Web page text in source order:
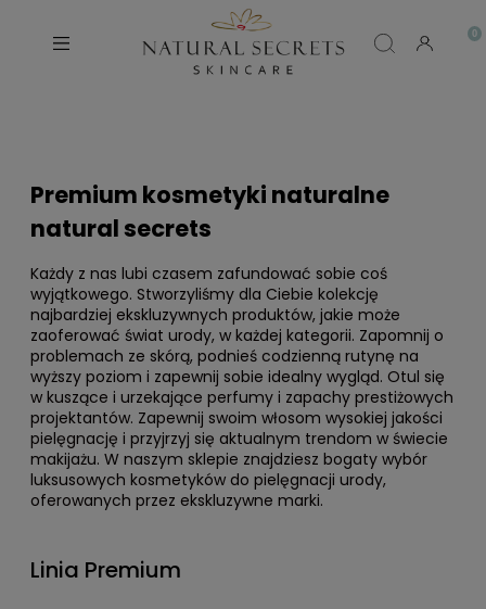
Premium kosmetyki naturalne
natural secrets
Każdy z nas lubi czasem zafundować sobie coś
wyjątkowego. Stworzyliśmy dla Ciebie kolekcję
najbardziej ekskluzywnych produktów, jakie może
zaoferować świat urody, w każdej kategorii. Zapomnij o
problemach ze skórą, podnieś codzienną rutynę na
wyższy poziom i zapewnij sobie idealny wygląd. Otul się
w kuszące i urzekające perfumy i zapachy prestiżowych
projektantów. Zapewnij swoim włosom wysokiej jakości
pielęgnację i przyjrzyj się aktualnym trendom w świecie
makijażu. W naszym sklepie znajdziesz bogaty wybór
luksusowych kosmetyków do pielęgnacji urody,
oferowanych przez ekskluzywne marki.
Linia Premium